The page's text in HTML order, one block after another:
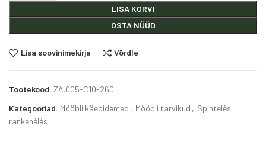
LISA KORVI
OSTA NÜÜD
Lisa soovinimekirja Võrdle
Tootekood: ZA.005-C10-260
Kategooriad: Mööbli käepidemed , Mööbli tarvikud , Spintelės
rankenėlės